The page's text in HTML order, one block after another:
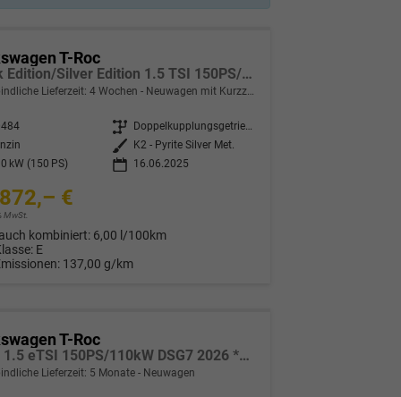
T-Roc
Black Edition/Silver Edition 1.5 TSI 150PS/110kW DSG 2025 +Black Paket+19"ALU+MATRIX+PANO
Lieferzeit:4 Wochen Neuwagen mit Kurzzeitzulassung
Getriebe
Doppelkupplungsgetriebe (DSG)
Außenfarbe
K2 - Pyrite Silver Met.
kW (150 PS) 16.06.2025
€
MwSt.
kombiniert: 6,00 l/100km
E
137,00 g/km
T-Roc
Style 1.5 eTSI 150PS/110kW DSG7 2026 *Neues Modell*
Lieferzeit: 5 Monate Neuwagen